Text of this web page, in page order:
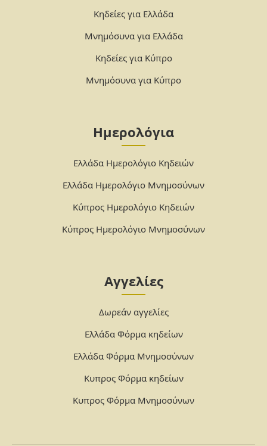
Κηδείες για Ελλάδα
Μνημόσυνα για Ελλάδα
Κηδείες για Κύπρο
Μνημόσυνα για Κύπρο
Ημερολόγια
Ελλάδα Ημερολόγιο Κηδειών
Ελλάδα Ημερολόγιο Μνημοσύνων
Κύπρος Ημερολόγιο Κηδειών
Κύπρος Ημερολόγιο Μνημοσύνων
Αγγελίες
Δωρεάν αγγελίες
Ελλάδα Φόρμα κηδείων
Ελλάδα Φόρμα Μνημοσύνων
Κυπρος Φόρμα κηδείων
Κυπρος Φόρμα Μνημοσύνων